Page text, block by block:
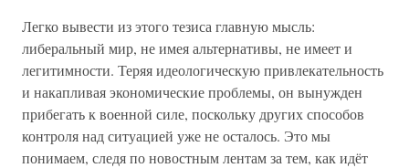
Легко вывести из этого тезиса главную мысль:
либеральный мир, не имея альтернативы, не имеет и
легитимности. Теряя идеологическую привлекательность
и накапливая экономические проблемы, он вынужден
прибегать к военной силе, поскольку других способов
контроля над ситуацией уже не осталось. Это мы
понимаем, следя по новостным лентам за тем, как идёт